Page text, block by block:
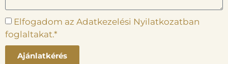
Elfogadom az Adatkezelési Nyilatkozatban
foglaltakat.*
Ajánlatkérés